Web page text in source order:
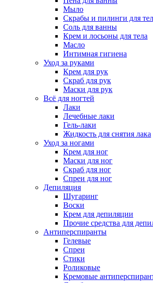
Мыло
Скрабы и пилинги для
Соль для ванны
Крем и лосьоны для тела
Масло
Интимная гигиена
Уход за руками
Крем для рук
Скраб для рук
Маски для рук
Всё для ногтей
Лаки
Лечебные лаки
Гель-лаки
Жидкость для снятия лака
Уход за ногами
Крем для ног
Маски для ног
Скраб для ног
Спреи для ног
Депиляция
Шугаринг
Воски
Крем для депиляции
Прочие средства для
Антиперспиранты
Гелевые
Спреи
Стики
Роликовые
Кремовые